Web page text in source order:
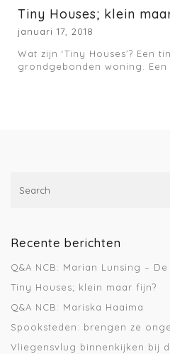
Tiny Houses; klein
januari 17, 2018
Wat zijn ‘Tiny Houses’? Een
grondgebonden woning.
Recente berichten
Q&A NCB: Marian Lunsing –
Tiny Houses; klein maar fijn?
Q&A NCB: Mariska Haaima
Spooksteden: brengen ze
Vliegensvlug binnenkijken bij